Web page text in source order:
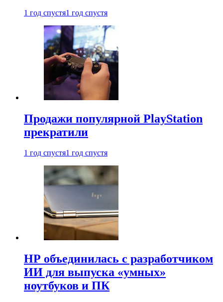
1 год спустя1 год спустя
Продажи популярной PlayStation
прекратили
1 год спустя1 год спустя
HP объединилась с разработчиком
ИИ для выпуска «умных»
ноутбуков и ПК